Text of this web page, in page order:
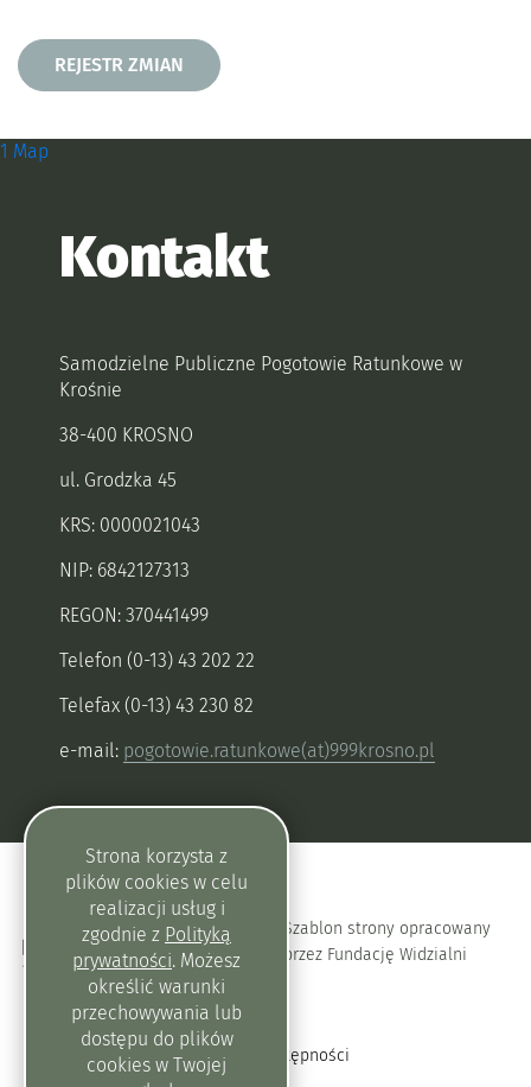
Strona korzysta z
plików cookies w celu
realizacji usług i
zgodnie z Polityką
prywatności. Możesz
określić warunki
przechowywania lub
dostępu do plików
cookies w Twojej
Rejestr zmian
REJESTR ZMIAN
Zobacz, gdzie się znajdujemy
1 Map
Kontakt
Samodzielne Publiczne Pogotowie Ratunkowe w
Krośnie
38-400 KROSNO
ul. Grodzka 45
KRS: 0000021043
NIP: 6842127313
REGON: 370441499
Telefon (0-13) 43 202 22
Telefax (0-13) 43 230 82
e-mail: pogotowie.ratunkowe(at)999krosno.pl
Szablon strony opracowany
przez Fundację Widzialni
Deklaracja dostępności